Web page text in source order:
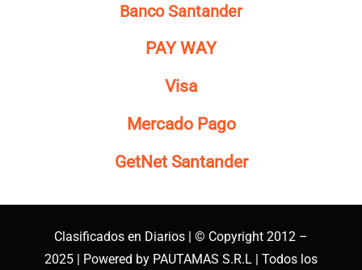
Banco Santander
PAY WAY
Visa
Mercado Pago
GetNet Santander
Clasificados en Diarios | © Copyright 2012 –
2025 | Powered by PAUTAMAS S.R.L | Todos los